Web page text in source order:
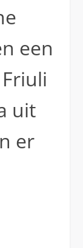
een
uit
er